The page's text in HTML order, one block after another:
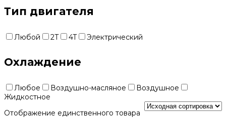
Тип двигателя
Любой 2T 4T Электрический
Охлаждение
Любое Воздушно-масляное
Воздушное
Жидкостное
Отображение единственного товара